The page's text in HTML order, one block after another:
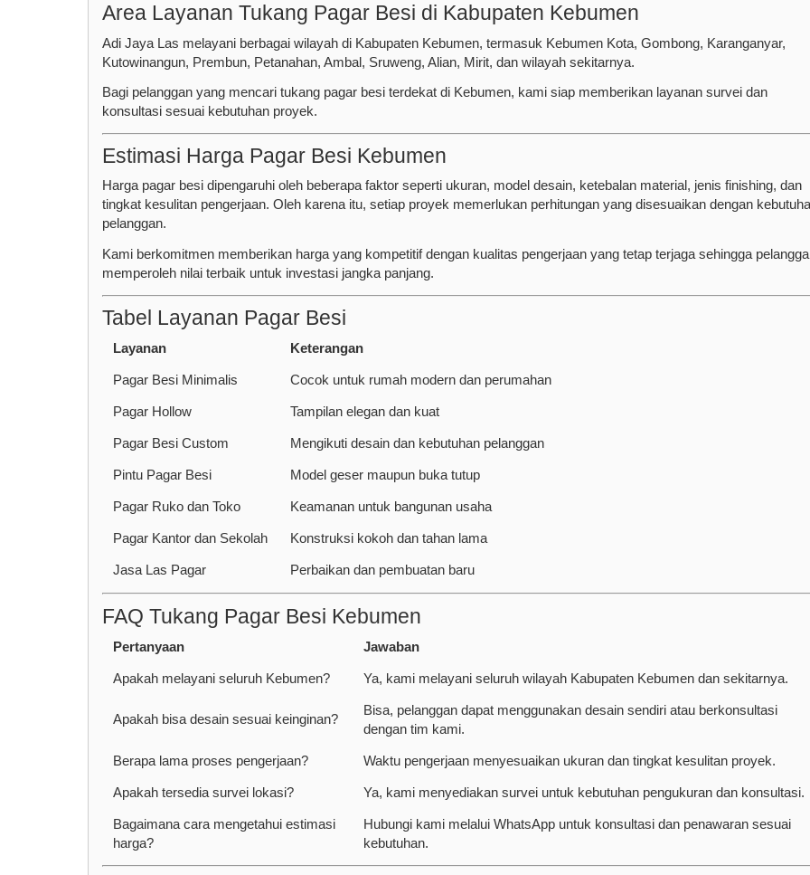
Area Layanan Tukang Pagar Besi di Kabupaten Kebumen
Adi Jaya Las melayani berbagai wilayah di Kabupaten Kebumen, termasuk Kebumen Kota, Gombong, Karanganyar,
Kutowinangun, Prembun, Petanahan, Ambal, Sruweng, Alian, Mirit, dan wilayah sekitarnya.
Bagi pelanggan yang mencari tukang pagar besi terdekat di Kebumen, kami siap memberikan layanan survei dan
konsultasi sesuai kebutuhan proyek.
Estimasi Harga Pagar Besi Kebumen
Harga pagar besi dipengaruhi oleh beberapa faktor seperti ukuran, model desain, ketebalan material, jenis finishing, dan
tingkat kesulitan pengerjaan. Oleh karena itu, setiap proyek memerlukan perhitungan yang disesuaikan dengan
pelanggan.
Kami berkomitmen memberikan harga yang kompetitif dengan kualitas pengerjaan yang tetap terjaga sehingga
memperoleh nilai terbaik untuk investasi jangka panjang.
Tabel Layanan Pagar Besi
Layanan Keterangan
Pagar Besi Minimalis Cocok untuk rumah modern dan perumahan
Pagar Hollow Tampilan elegan dan kuat
Pagar Besi Custom Mengikuti desain dan kebutuhan pelanggan
Pintu Pagar Besi Model geser maupun buka tutup
Pagar Ruko dan Toko Keamanan untuk bangunan usaha
Pagar Kantor dan Sekolah Konstruksi kokoh dan tahan lama
Jasa Las Pagar Perbaikan dan pembuatan baru
FAQ Tukang Pagar Besi Kebumen
Pertanyaan Jawaban
Apakah melayani seluruh Kebumen? Ya, kami melayani seluruh wilayah Kabupaten Kebumen dan sekitarnya.
Apakah bisa desain sesuai keinginan?
Bisa, pelanggan dapat menggunakan desain sendiri atau berkonsultasi
dengan tim kami.
Berapa lama proses pengerjaan? Waktu pengerjaan menyesuaikan ukuran dan tingkat kesulitan proyek.
Apakah tersedia survei lokasi? Ya, kami menyediakan survei untuk kebutuhan pengukuran dan konsultasi.
Bagaimana cara mengetahui estimasi
harga?
Hubungi kami melalui WhatsApp untuk konsultasi dan penawaran sesuai
kebutuhan.